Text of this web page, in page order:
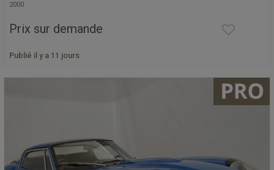
2000
Prix sur demande
Publié il y a 11 jours